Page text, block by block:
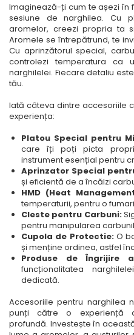
Imaginează-ți cum te așezi în
sesiune de narghilea. Cu
aromelor, creezi propria ta
Aromele se întrepătrund, te
Cu aprinzătorul special,
controlezi temperatura ca
narghilelei. Fiecare detaliu
tău.
Iată câteva dintre accesoriile
experiența:
Platou Special pentru
care îți poți picta
instrument esențial pentru
Aprinzator Special
și eficientă de a încălzi
HMD (Heat
temperaturii, pentru o
Cleste pentru Carbuni:
pentru manipularea
Cupola de Protectie:O
și menține ordinea, astfel
Produse de Îngrijire
funcționalitatea
dedicată.
Accesoriile pentru narghilea
punți către o experiență
profundă. Investește în